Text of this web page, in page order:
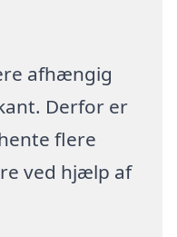
afhængig
Derfor er
flere
ved hjælp af